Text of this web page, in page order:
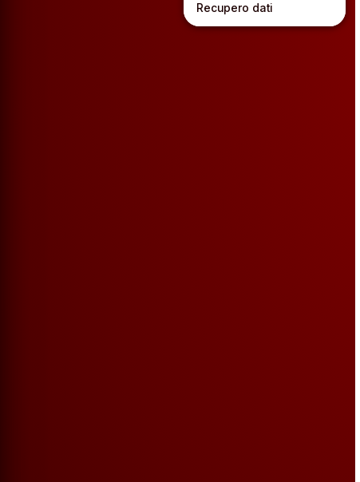
Recupero dati